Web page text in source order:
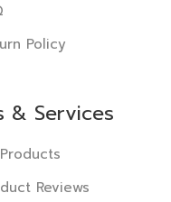
Policy
& Services
Reviews